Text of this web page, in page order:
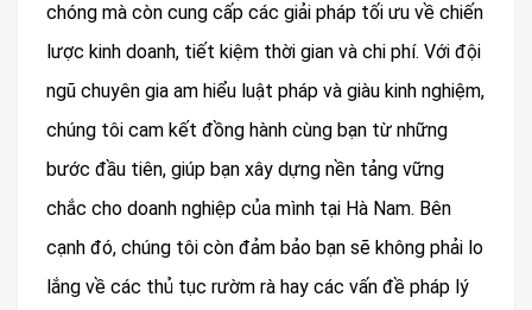
chóng mà còn cung cấp các giải pháp tối ưu về chiến
lược kinh doanh, tiết kiệm thời gian và chi phí. Với đội
ngũ chuyên gia am hiểu luật pháp và giàu kinh nghiệm,
chúng tôi cam kết đồng hành cùng bạn từ những
bước đầu tiên, giúp bạn xây dựng nền tảng vững
chắc cho doanh nghiệp của mình tại Hà Nam. Bên
cạnh đó, chúng tôi còn đảm bảo bạn sẽ không phải lo
lắng về các thủ tục rườm rà hay các vấn đề pháp lý